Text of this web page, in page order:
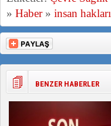
» Haber» insan hakları
BENZER HABERLER